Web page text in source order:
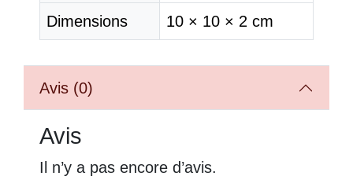
Dimensions 10 × 10 × 2 cm
Avis (0)
Avis
Il n’y a pas encore d’avis.